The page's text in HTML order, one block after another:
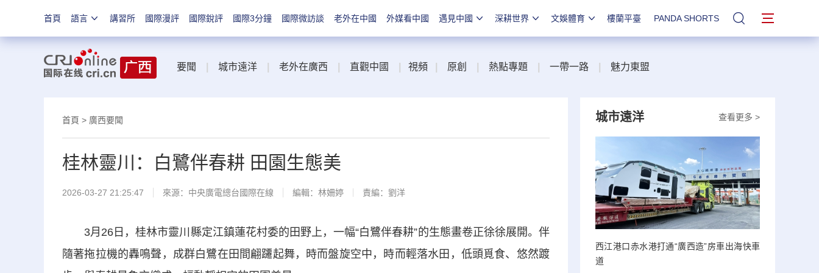
首頁 語言 講習所 國際漫評 國際銳評 國際3分鐘 國際微訪談 老外在中國 外媒看中國 遇見中國 深耕世界 文娛體育 樓蘭平臺 PANDA SHORTS 站內搜索
要聞 城市遠洋 老外在廣西 直觀中國 視頻 原創 熱點專題 一帶一路 魅力東盟
首頁 > 廣西要聞
桂林靈川：白鷺伴春耕 田園生態美
2026-03-27 21:25:47 來源：中央廣電總台國際在線 編輯：林姍婷 責編：劉洋
3月26日，桂林市靈川縣定江鎮蓮花村委的田野上，一幅“白鷺伴春耕”的生態畫卷正徐徐展開。伴
隨著拖拉機的轟鳴聲，成群白鷺在田間翩躚起舞，時而盤旋空中，時而輕落水田，低頭覓食、悠然踱
查看更多 >
城市遠洋
西江港口赤水港打通“廣西造”房車出海快車
道